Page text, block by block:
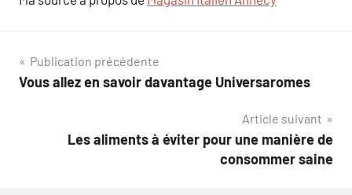
Navigation
de
Publication précédente
Vous allez en savoir davantage Universaromes
Article suivant
Les aliments à éviter pour une manière de
consommer saine